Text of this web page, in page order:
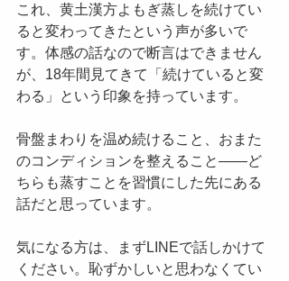
これ、黄土漢方よもぎ蒸しを続けてい
ると変わってきたという声が多いで
す。体感の話なので断言はできません
が、18年間見てきて「続けていると変
わる」という印象を持っています。
骨盤まわりを温め続けること、おまた
のコンディションを整えること——ど
ちらも蒸すことを習慣にした先にある
話だと思っています。
気になる方は、まずLINEで話しかけて
ください。恥ずかしいと思わなくてい